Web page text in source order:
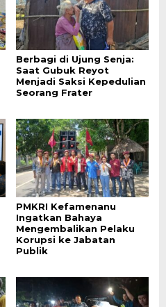
Berbagi di Ujung Senja:
Saat Gubuk Reyot
Menjadi Saksi Kepedulian
Seorang Frater
PMKRI Kefamenanu
Ingatkan Bahaya
Mengembalikan Pelaku
Korupsi ke Jabatan
Publik